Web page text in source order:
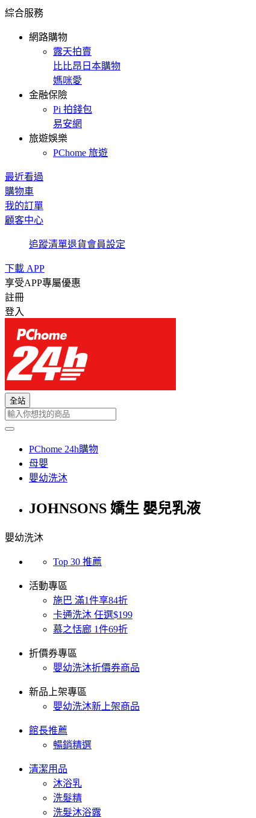
綜合服務
網路購物
露天拍賣
比比昂日本購物
媽咪愛
金融保險
Pi 拍錢包
易安網
旅遊娛樂
PChome 旅遊
最近看過
購物車
我的訂單
顧客中心
追蹤清單退貨會員設定
下載 APP
享受APP專屬優惠
註冊
登入
全站
PChome 24h購物
母嬰
嬰幼洗沐
JOHNSONS 嬌生 嬰兒乳液
嬰幼洗沐
Top 30 推薦
活動專區
施巴 滿1件享84折
卡通洗沐 任選$199
慕之恬廊 1件69折
折價券專區
嬰幼洗沐折價券商品
新品上架專區
嬰幼洗沐新上架商品
館長推薦
暢銷精選
清潔用品
沐浴乳
洗髮精
洗髮沐浴露